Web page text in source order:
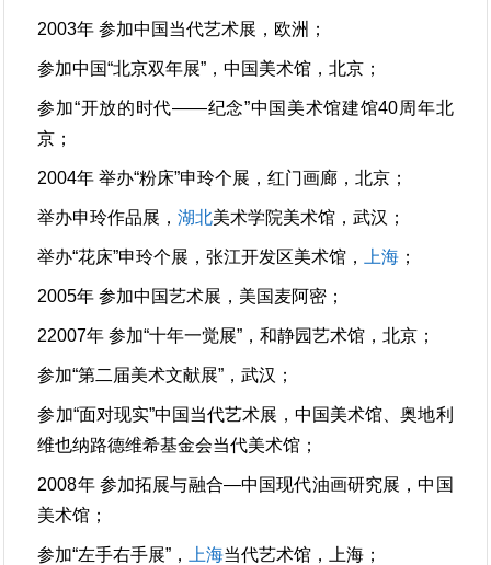
2003年 参加中国当代艺术展，欧洲；
参加中国“北京双年展”，中国美术馆，北京；
参加“开放的时代——纪念”中国美术馆建馆40周年北
京；
2004年 举办“粉床”申玲个展，红门画廊，北京；
举办申玲作品展，湖北美术学院美术馆，武汉；
举办“花床”申玲个展，张江开发区美术馆， 上海 ；
2005年 参加中国艺术展，美国麦阿密；
22007年 参加“十年一觉展”，和静园艺术馆，北京；
参加“第二届美术文献展”，武汉；
参加“面对现实”中国当代艺术展，中国美术馆、奥地利
维也纳路德维希基金会当代美术馆；
2008年 参加拓展与融合—中国现代油画研究展，中国
美术馆；
参加“左手右手展”， 上海当代艺术馆，上海；